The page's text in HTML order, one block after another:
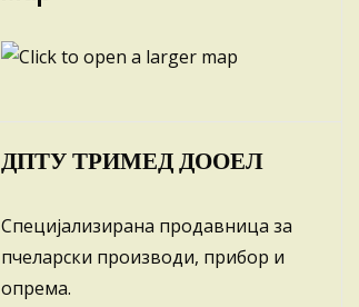
ДПТУ ТРИМЕД ДООЕЛ
Специјализирана продавница за
пчеларски производи, прибор и
опрема.